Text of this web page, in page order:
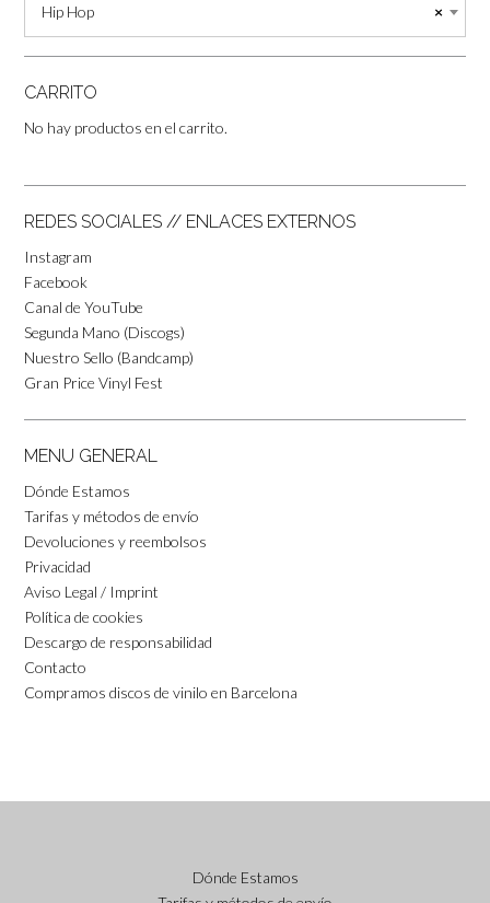
×
Hip Hop
CARRITO
No hay productos en el carrito.
REDES SOCIALES // ENLACES EXTERNOS
Instagram
Facebook
Canal de YouTube
Segunda Mano (Discogs)
Nuestro Sello (Bandcamp)
Gran Price Vinyl Fest
MENU GENERAL
Dónde Estamos
Tarifas y métodos de envío
Devoluciones y reembolsos
Privacidad
Aviso Legal / Imprint
Política de cookies
Descargo de responsabilidad
Contacto
Compramos discos de vinilo en Barcelona
Dónde Estamos